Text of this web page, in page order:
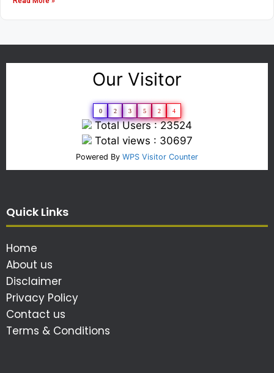
Our Visitor
0 2 3 5 2 4
Total Users : 23524
Total views : 30697
Powered By WPS Visitor Counter
Quick Links
Home
About us
Disclaimer
Privacy Policy
Contact us
Terms & Conditions